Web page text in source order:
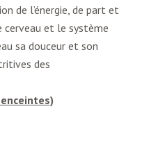
de l’énergie, de part et
cerveau et le système
sa douceur et son
des